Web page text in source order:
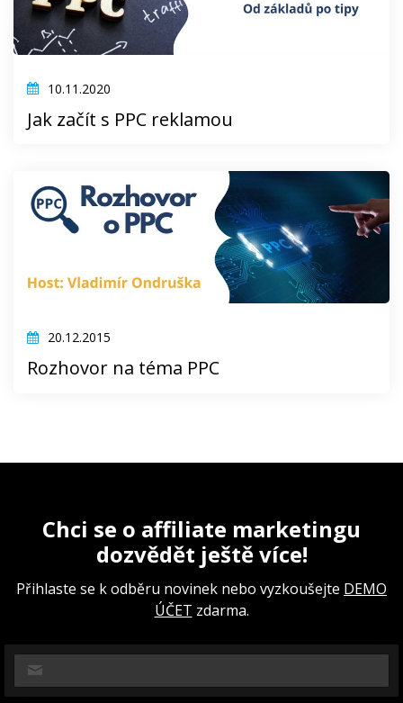
10.11.2020
Jak začít s PPC reklamou
20.12.2015
Rozhovor na téma PPC
Chci se o affiliate marketingu
dozvědět ještě více!
Přihlaste se k odběru novinek nebo vyzkoušejte DEMO
ÚČET zdarma.